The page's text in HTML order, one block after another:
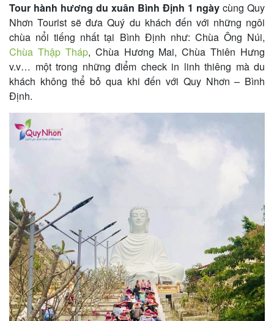
Liên
hệ
Tour hành hương du xuân Bình Định 1 ngày cùng Quy
Nhơn Tourist sẽ đưa Quý du khách đến với những ngôi
chùa nổi tiếng nhất tại Bình Định như: Chùa Ông Núi,
Chùa Thập Tháp, Chùa Hương Mai, Chùa Thiên Hưng
v.v… một trong những điểm check in linh thiêng mà du
khách không thể bỏ qua khi đến với Quy Nhơn – Bình
Định.